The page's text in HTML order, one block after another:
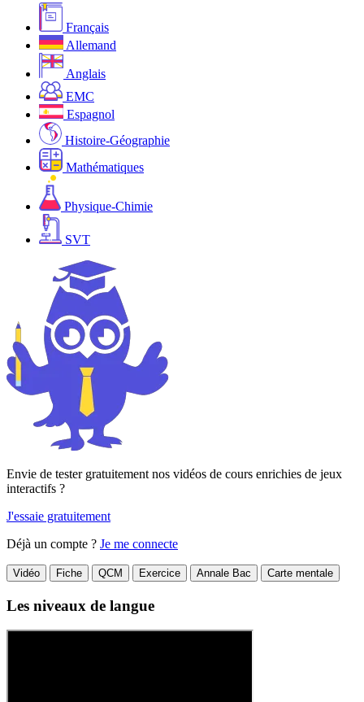
Français
Allemand
Anglais
EMC
Espagnol
Histoire-Géographie
Mathématiques
Physique-Chimie
SVT
Envie de tester gratuitement nos vidéos de cours enrichies de jeux
interactifs ?
J'essaie gratuitement
Déjà un compte ? Je me connecte
Vidéo Fiche QCM Exercice Annale Bac Carte mentale
Les niveaux de langue